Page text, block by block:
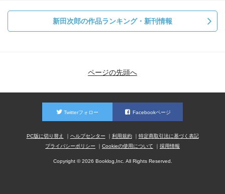
新田次郎の作品ランキング・新刊情報
ページの先頭へ
Twitterフォロー Facebookページ
PC版に切り替え ヘルプセンター 利用規約
特定商取引法に基づく表記
プライバシーポリシー
Cookieの使用について 採用情報
Copyright © 2026 Booklog,Inc. All Rights Reserved.